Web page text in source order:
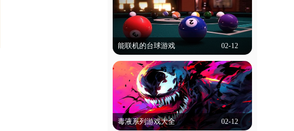
剧情互动游戏是一种以叙事为核心的游戏
类型，玩家通过选择影响故事走向和结
局。这类游戏通常以丰富的剧情和角色发
展为特色，玩家的每个决定都可能改变情
节发展，带来不同的结局。游戏通过对话
体验多样的故事线和情感冲突。画面精
美，配音出色，强调沉浸感。玩家不仅能
享受互动乐趣，还能通过不同选择探索多
种可能性，体验复杂的人性和道德困境。
这里锚点网小编为各位带来几款好玩的剧
情互动类游戏，一起来看看吧！
立即查看
能联机的台球游戏
02-12
能联机的台球游戏
能联机的台球游戏允许玩家通过网络与朋
友或全球玩家实时对战，这些游戏通常提
供单人模式、多人模式和在线比赛，玩家
可以通过匹配系统或邀请好友进行对战。
它们以逼真的物理效果和多种游戏模式著
立即查看
毒液系列游戏大全
02-12